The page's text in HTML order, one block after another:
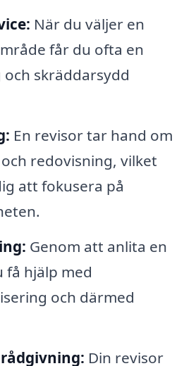
När du väljer en
får du ofta en
skräddarsydd
En revisor tar hand om
redovisning, vilket
att fokusera på
Genom att anlita en
få hjälp med
och därmed
Din revisor